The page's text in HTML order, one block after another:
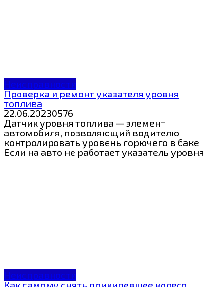
Неисправности
Проверка и ремонт указателя уровня
топлива
22.06.20230576
Датчик уровня топлива — элемент
автомобиля, позволяющий водителю
контролировать уровень горючего в баке.
Если на авто не работает указатель уровня
Неисправности
Как самому снять прикипевшее колесо